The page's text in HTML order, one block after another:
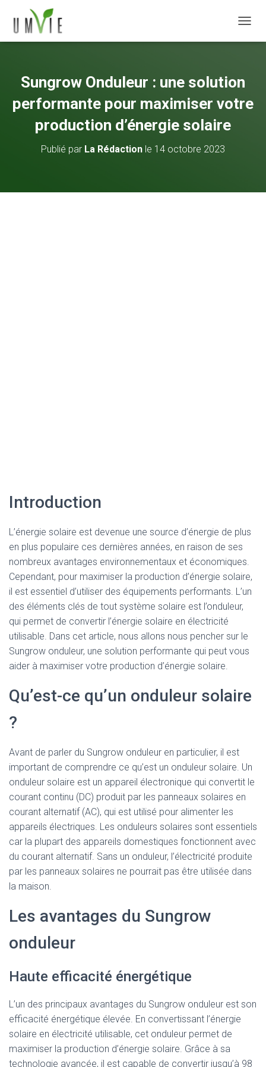
Sungrow Onduleur : une solution
performante pour maximiser votre
production d’énergie solaire
Publié par La Rédaction le 14 octobre 2023
Introduction
L’énergie solaire est devenue une source d’énergie de plus
en plus populaire ces dernières années, en raison de ses
nombreux avantages environnementaux et économiques.
Cependant, pour maximiser la production d’énergie solaire,
il est essentiel d’utiliser des équipements performants. L’un
des éléments clés de tout système solaire est l’onduleur,
qui permet de convertir l’énergie solaire en électricité
utilisable. Dans cet article, nous allons nous pencher sur le
Sungrow onduleur, une solution performante qui peut vous
aider à maximiser votre production d’énergie solaire.
Qu’est-ce qu’un onduleur solaire
?
Avant de parler du Sungrow onduleur en particulier, il est
important de comprendre ce qu’est un onduleur solaire. Un
onduleur solaire est un appareil électronique qui convertit le
courant continu (DC) produit par les panneaux solaires en
courant alternatif (AC), qui est utilisé pour alimenter les
appareils électriques. Les onduleurs solaires sont essentiels
car la plupart des appareils domestiques fonctionnent avec
du courant alternatif. Sans un onduleur, l’électricité produite
par les panneaux solaires ne pourrait pas être utilisée dans
la maison.
Les avantages du Sungrow
onduleur
Haute efficacité énergétique
L’un des principaux avantages du Sungrow onduleur est son
efficacité énergétique élevée. En convertissant l’énergie
solaire en électricité utilisable, cet onduleur permet de
maximiser la production d’énergie solaire. Grâce à sa
technologie avancée, il est capable de convertir jusqu’à 98